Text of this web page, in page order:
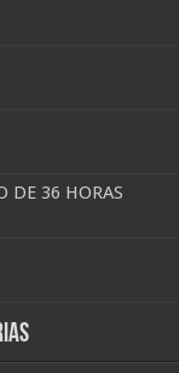
DE 36 HORAS